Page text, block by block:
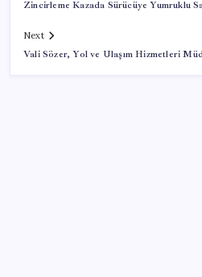
Zincirleme Kazada Sürücüye Yumruklu
Next
Vali Sözer, Yol ve Ulaşım Hizmetleri